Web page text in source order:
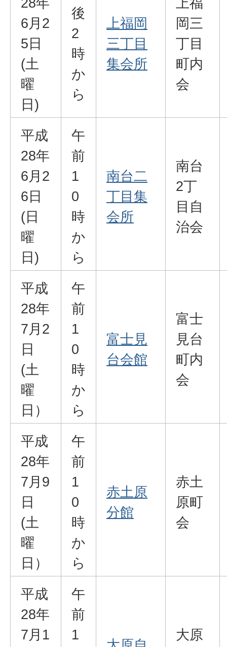
6月2
5日
(土
曜
日)
後
2
時
か
ら
上福岡
三丁目
集会所
岡三
丁目
町内
会
平成
28年
6月2
6日
(日
曜
日)
午
前
1
0
時
か
ら
南台二
丁目集
会所
南台
2丁
目自
治会
平成
28年
7月2
日
(土
曜
日）
午
前
1
0
時
か
ら
富士見
台会館
富士
見台
町内
会
平成
28年
7月9
日
(土
曜
日）
午
前
1
0
時
か
ら
赤土原
分館
赤土
原町
会
平成
28年
7月1
午
前
1
大原